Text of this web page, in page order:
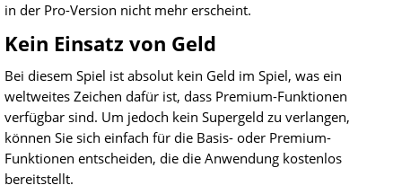
in der Pro-Version nicht mehr erscheint.
Kein Einsatz von Geld
Bei diesem Spiel ist absolut kein Geld im Spiel, was ein
weltweites Zeichen dafür ist, dass Premium-Funktionen
verfügbar sind. Um jedoch kein Supergeld zu verlangen,
können Sie sich einfach für die Basis- oder Premium-
Funktionen entscheiden, die die Anwendung kostenlos
bereitstellt.